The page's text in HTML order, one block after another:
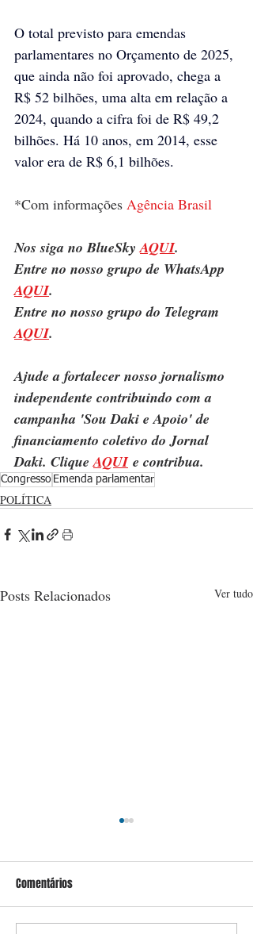
O total previsto para emendas
parlamentares no Orçamento de 2025,
que ainda não foi aprovado, chega a
R$ 52 bilhões, uma alta em relação a
2024, quando a cifra foi de R$ 49,2
bilhões. Há 10 anos, em 2014, esse
valor era de R$ 6,1 bilhões.
*Com informações Agência Brasil
Nos siga no BlueSky AQUI.
Entre no nosso grupo de WhatsApp
AQUI.
Entre no nosso grupo do Telegram
AQUI.
Ajude a fortalecer nosso jornalismo
independente contribuindo com a
campanha 'Sou Daki e Apoio' de
financiamento coletivo do Jornal
Daki. Clique AQUI e contribua.
Congresso Emenda parlamentar
POLÍTICA
Posts Relacionados Ver tudo
Comentários